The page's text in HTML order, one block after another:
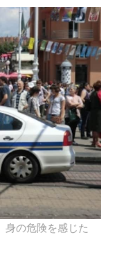
身の危険を感じた